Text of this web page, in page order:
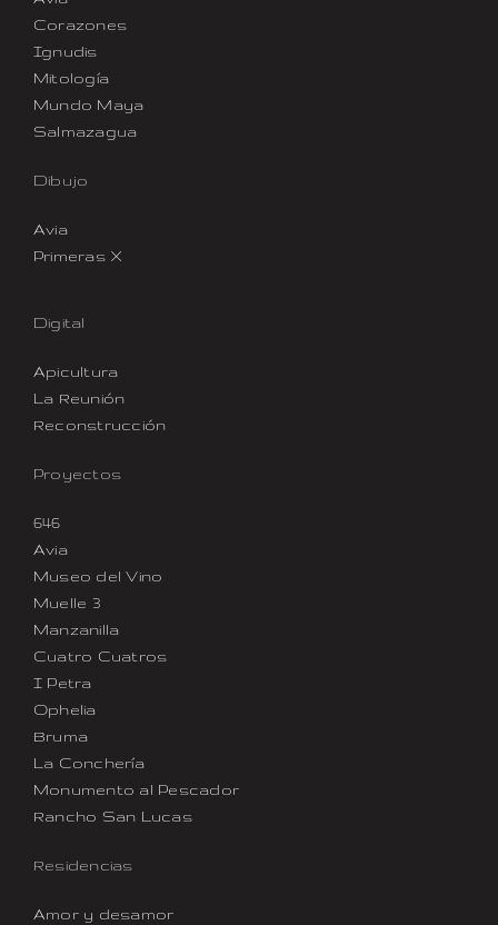
Corazones
Ignudis
Mitología
Mundo Maya
Salmazagua
Dibujo
Avia
Primeras X
Digital
Apicultura
La Reunión
Reconstrucción
Proyectos
646
Avia
Museo del Vino
Muelle 3
Manzanilla
Cuatro Cuatros
I Petra
Ophelia
Bruma
La Conchería
Monumento al Pescador
Rancho San Lucas
Residencias
Amor y desamor